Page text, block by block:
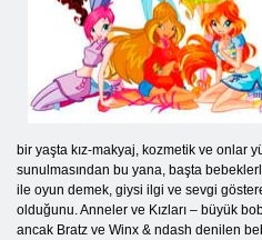
bir yaşta kız-makyaj, kozmetik ve onlar
sunulmasından bu yana, başta
ile oyun demek, giysi ilgi ve sevgi
olduğunu. Anneler ve Kızları – büyük
ancak Bratz ve Winx & ndash denilen